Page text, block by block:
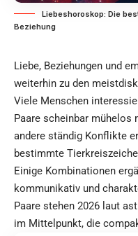
Liebeshoroskop: Die
Beziehung
Liebe, Beziehungen und
weiterhin zu den
Viele Menschen
Paare scheinbar mühelos
andere ständig Konflikte
bestimmte
Einige Kombinationen
kommunikativ und
Paare stehen 2026 laut
im Mittelpunkt, diе